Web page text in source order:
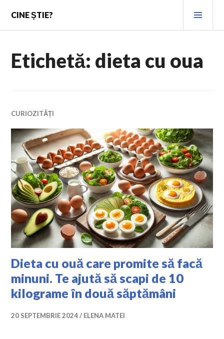
content
CINE ȘTIE?
Etichetă: dieta cu oua
CURIOZITĂȚI
Dieta cu ouă care promite să facă
minuni. Te ajută să scapi de 10
kilograme în două săptămâni
20 SEPTEMBRIE 2024 ELENA MATEI